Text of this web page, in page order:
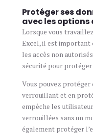
Protéger ses
avec les options
Lorsque vous
Excel, il est important
les accès non
sécurité pour
Vous pouvez protéger
verrouillant et en
empêche les
verrouillées sans un
également protéger